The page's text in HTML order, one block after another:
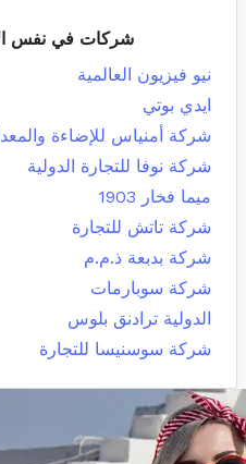
شركات في نفس
نيو فيزيون العالمية
ايدي بوتي
شركة أمنياس للإضاءة
شركة نوفا للتجارة الدولية
ميما فخار 1903
شركة تاتش للتجارة
شركة بدبعة ذ.م.م
شركة سوبارمات
الدولية ترادنق بلوس
شركة سوسنيسا للتجارة